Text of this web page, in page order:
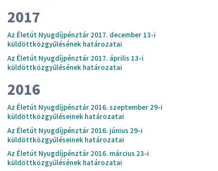
2017
Az Életút Nyugdíjpénztár 2017. december 13-i
küldöttközgyűlésének határozatai
Az Életút Nyugdíjpénztár 2017. április 13-i
küldöttközgyűlésének határozatai
2016
Az Életút Nyugdíjpénztár 2016. szeptember 29-i
küldöttközgyűléseinek határozatai
Az Életút Nyugdíjpénztár 2016. június 29-i
küldöttközgyűléseinek határozatai
Az Életút Nyugdíjpénztár 2016. március 23-i
küldöttközgyűlésének határozatai